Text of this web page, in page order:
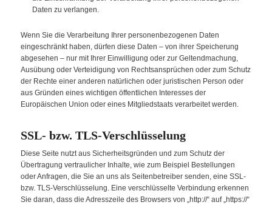
Daten zu verlangen.
Wenn Sie die Verarbeitung Ihrer personenbezogenen Daten
eingeschränkt haben, dürfen diese Daten – von ihrer Speicherung
abgesehen – nur mit Ihrer Einwilligung oder zur Geltendmachung,
Ausübung oder Verteidigung von Rechtsansprüchen oder zum Schutz
der Rechte einer anderen natürlichen oder juristischen Person oder
aus Gründen eines wichtigen öffentlichen Interesses der
Europäischen Union oder eines Mitgliedstaats verarbeitet werden.
SSL- bzw. TLS-Verschlüsselung
Diese Seite nutzt aus Sicherheitsgründen und zum Schutz der
Übertragung vertraulicher Inhalte, wie zum Beispiel Bestellungen
oder Anfragen, die Sie an uns als Seitenbetreiber senden, eine SSL-
bzw. TLS-Verschlüsselung. Eine verschlüsselte Verbindung erkennen
Sie daran, dass die Adresszeile des Browsers von „http://“ auf „https://“